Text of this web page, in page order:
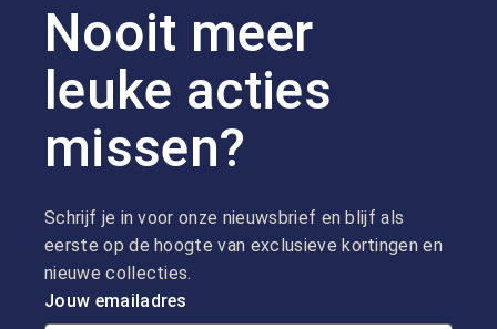
Nooit meer
leuke acties
missen?
Schrijf je in voor onze nieuwsbrief en blijf als
eerste op de hoogte van exclusieve kortingen en
nieuwe collecties.
Jouw emailadres